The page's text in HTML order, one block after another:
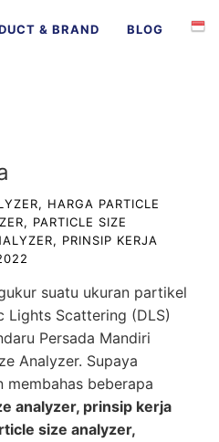
& BRAND BLOG
, HARGA PARTICLE
, PARTICLE SIZE
, PRINSIP KERJA
suatu ukuran partikel
Lights Scattering (DLS)
Persada Mandiri
Analyzer. Supaya
beberapa
analyzer, prinsip kerja
size analyzer,